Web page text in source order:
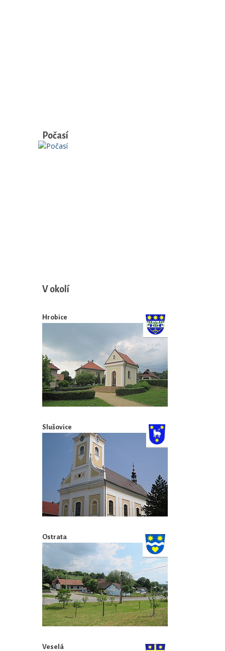
Počasí
V okolí
Hrobice
Slušovice
Ostrata
Veselá